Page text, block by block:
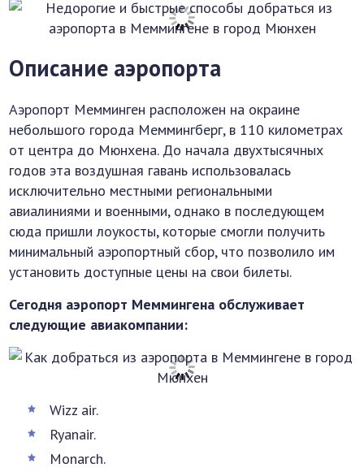
Описание аэропорта
Аэропорт Мемминген расположен на окраине
небольшого города Меммингберг, в 110 километрах
от центра до Мюнхена. До начала двухтысячных
годов эта воздушная гавань использовалась
исключительно местными региональными
авиалиниями и военными, однако в последующем
сюда пришли лоукосты, которые смогли получить
минимальный аэропортный сбор, что позволило им
установить доступные цены на свои билеты.
Сегодня аэропорт Меммингена обслуживает
следующие авиакомпании:
Wizz air.
Ryanair.
Monarch.